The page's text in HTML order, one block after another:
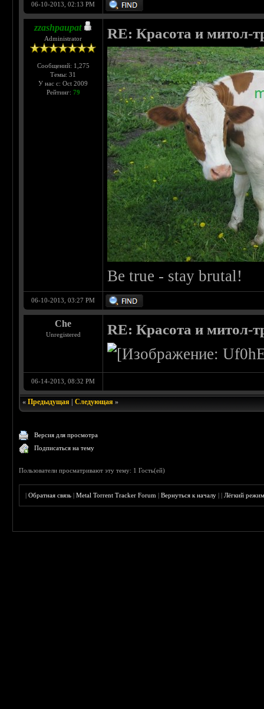
06-10-2013, 02:13 PM
zzashpaupat
Administrator
Сообщений: 1,275
Темы: 31
У нас с: Oct 2009
Рейтинг: 79
RE: Красота и митол-
Be true - stay brutal!
06-10-2013, 03:27 PM
Che
Unregistered RE: Красота и митол-
06-14-2013, 08:32 PM
«Предыдущая |Следующая »
Версия для просмотра
Подписаться на тему
Пользователи просматривают эту тему: 1 Гость(ей)
|Обратная связь |Metal Torrent Tracker Forum |Вернуться к началу ||Лёгкий